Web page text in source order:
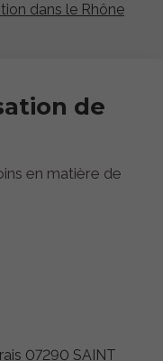
dans le Rhône
07290 SAINT
de
en matière de